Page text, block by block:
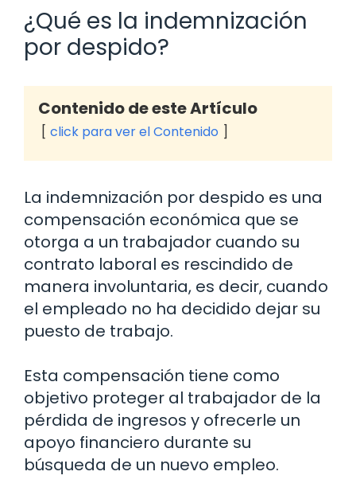
¿Qué es la indemnización
por despido?
Contenido de este Artículo
click para ver el Contenido
La indemnización por despido es una
compensación económica que se
otorga a un trabajador cuando su
contrato laboral es rescindido de
manera involuntaria, es decir, cuando
el empleado no ha decidido dejar su
puesto de trabajo.
Esta compensación tiene como
objetivo proteger al trabajador de la
pérdida de ingresos y ofrecerle un
apoyo financiero durante su
búsqueda de un nuevo empleo.